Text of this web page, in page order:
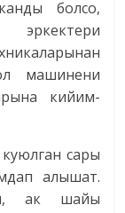
болсо,
эркектери
машинени
кийим-
сары
алышат.
ак шайы